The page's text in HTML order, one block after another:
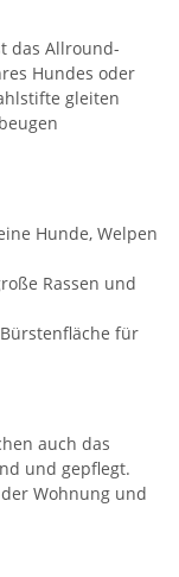
das Allround-
Hundes oder
gleiten
Hunde, Welpen
Rassen und
für
auch das
und gepflegt.
Wohnung und